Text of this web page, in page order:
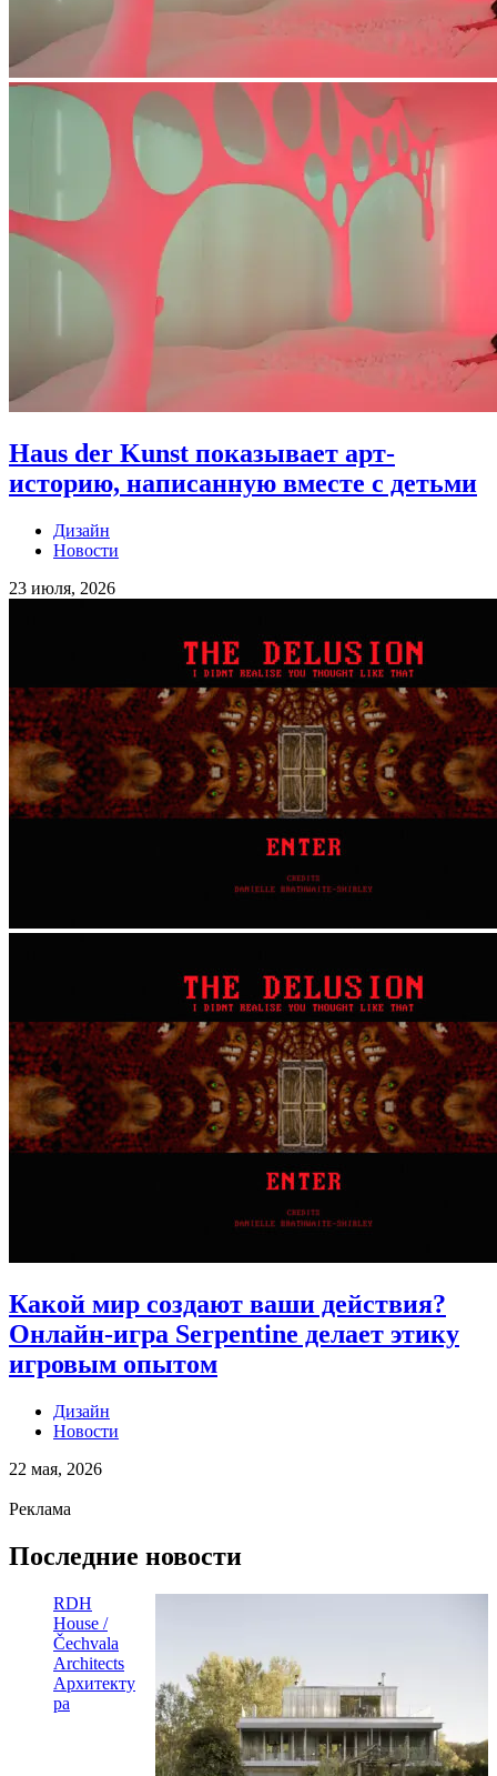
Haus der Kunst показывает арт-
историю, написанную вместе с детьми
Дизайн
Новости
23 июля, 2026
Какой мир создают ваши действия?
Онлайн-игра Serpentine делает этику
игровым опытом
Дизайн
Новости
22 мая, 2026
Реклама
Последние новости
RDH
House /
Čechvala
Architects
Архитекту
ра